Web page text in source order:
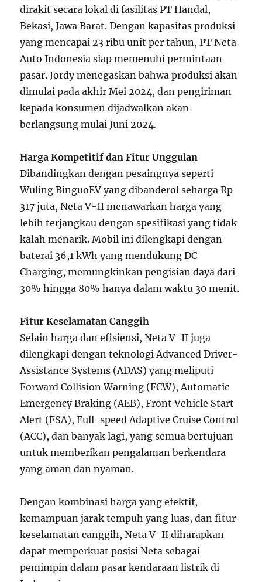
dirakit secara lokal di fasilitas PT Handal,
Bekasi, Jawa Barat. Dengan kapasitas produksi
yang mencapai 23 ribu unit per tahun, PT Neta
Auto Indonesia siap memenuhi permintaan
pasar. Jordy menegaskan bahwa produksi akan
dimulai pada akhir Mei 2024, dan pengiriman
kepada konsumen dijadwalkan akan
berlangsung mulai Juni 2024.
Harga Kompetitif dan Fitur Unggulan
Dibandingkan dengan pesaingnya seperti
Wuling BinguoEV yang dibanderol seharga Rp
317 juta, Neta V-II menawarkan harga yang
lebih terjangkau dengan spesifikasi yang tidak
kalah menarik. Mobil ini dilengkapi dengan
baterai 36,1 kWh yang mendukung DC
Charging, memungkinkan pengisian daya dari
30% hingga 80% hanya dalam waktu 30 menit.
Fitur Keselamatan Canggih
Selain harga dan efisiensi, Neta V-II juga
dilengkapi dengan teknologi Advanced Driver-
Assistance Systems (ADAS) yang meliputi
Forward Collision Warning (FCW), Automatic
Emergency Braking (AEB), Front Vehicle Start
Alert (FSA), Full-speed Adaptive Cruise Control
(ACC), dan banyak lagi, yang semua bertujuan
untuk memberikan pengalaman berkendara
yang aman dan nyaman.
Dengan kombinasi harga yang efektif,
kemampuan jarak tempuh yang luas, dan fitur
keselamatan canggih, Neta V-II diharapkan
dapat memperkuat posisi Neta sebagai
pemimpin dalam pasar kendaraan listrik di